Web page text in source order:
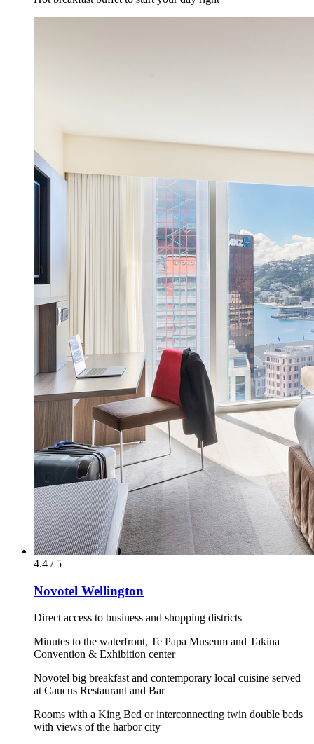
4.4 / 5
Novotel Wellington
Direct access to business and shopping districts
Minutes to the waterfront, Te Papa Museum and Takina
Convention & Exhibition center
Novotel big breakfast and contemporary local cuisine served
at Caucus Restaurant and Bar
Rooms with a King Bed or interconnecting twin double beds
with views of the harbor city